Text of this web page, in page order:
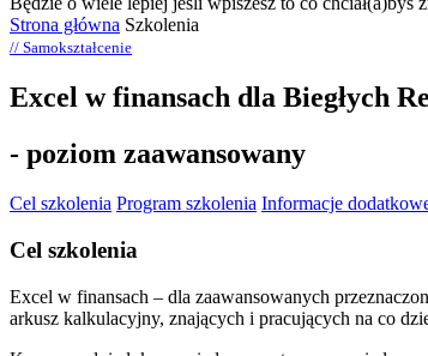
Strona główna Szkolenia
// Samokształcenie
Excel w finansach dla Biegłych
- poziom zaawansowany
Cel szkolenia Program szkolenia Informacje
Cel szkolenia
Excel w finansach – dla zaawansowanych
arkusz kalkulacyjny, znających i pracujących na co